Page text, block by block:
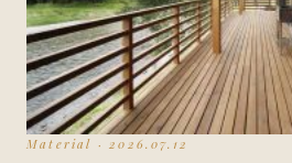
Material · 2026.07.12